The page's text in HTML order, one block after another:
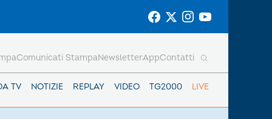
TV NOTIZIE REPLAY VIDEO TG2000 LIVE
Comunicati StampaNewsletterAppContatti